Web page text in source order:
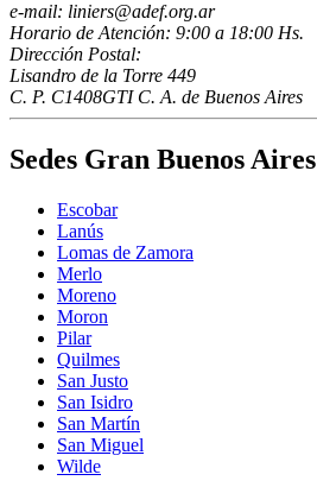
e-mail: liniers@adef.org.ar
Horario de Atención: 9:00 a 18:00 Hs.
Dirección Postal:
Lisandro de la Torre 449
C. P. C1408GTI C. A. de Buenos Aires
Sedes Gran Buenos Aires
Escobar
Lanús
Lomas de Zamora
Merlo
Moreno
Moron
Pilar
Quilmes
San Justo
San Isidro
San Martín
San Miguel
Wilde